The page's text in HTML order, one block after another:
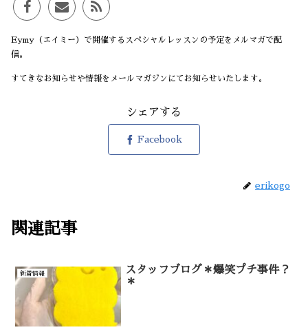
Eymy（エイミー）で開催するスペシャルレッスンの予定をメルマガで配
信。
すてきなお知らせや情報をメールマガジンにてお知らせいたします。
シェアする
Facebook
erikogo
関連記事
新着情報
スタッフブログ＊爆笑プチ事件？
＊